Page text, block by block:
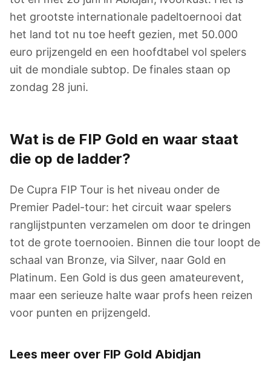
het grootste internationale padeltoernooi dat
het land tot nu toe heeft gezien, met 50.000
euro prijzengeld en een hoofdtabel vol spelers
uit de mondiale subtop. De finales staan op
zondag 28 juni.
Wat is de FIP Gold en waar staat
die op de ladder?
De Cupra FIP Tour is het niveau onder de
Premier Padel-tour: het circuit waar spelers
ranglijstpunten verzamelen om door te dringen
tot de grote toernooien. Binnen die tour loopt de
schaal van Bronze, via Silver, naar Gold en
Platinum. Een Gold is dus geen amateurevent,
maar een serieuze halte waar profs heen reizen
voor punten en prijzengeld.
Lees meer over FIP Gold Abidjan